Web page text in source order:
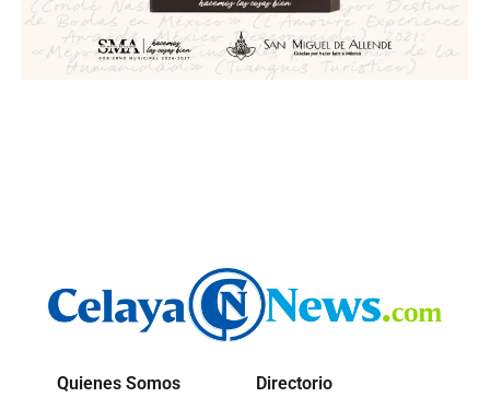
Quienes Somos Directorio